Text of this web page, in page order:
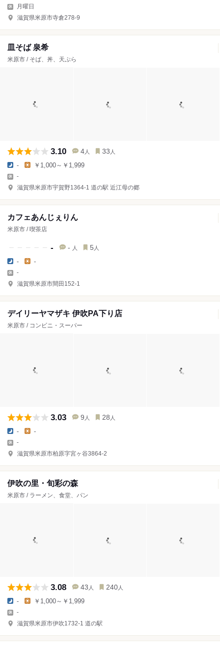
月曜日
滋賀県米原市寺倉278-9
皿そば 泉希
米原市 / そば、丼、天ぷら
3.10 4 人 33 人
- ￥1,000～￥1,999
-
滋賀県米原市宇賀野1364-1 道の駅 近江母の郷
カフェあんじぇりん
米原市 / 喫茶店
- - 人 5 人
- -
-
滋賀県米原市間田152-1
デイリーヤマザキ 伊吹PA下り店
米原市 / コンビニ・スーパー
3.03 9 人 28 人
- -
-
滋賀県米原市柏原字宮ヶ谷3864-2
伊吹の里・旬彩の森
米原市 / ラーメン、食堂、パン
3.08 43 人 240 人
- ￥1,000～￥1,999
-
滋賀県米原市伊吹1732-1 道の駅